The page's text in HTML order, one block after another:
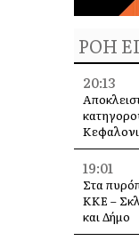
ΡΟΗ
20:13
19:01
Στα
ΚΚΕ –
και Δήμο